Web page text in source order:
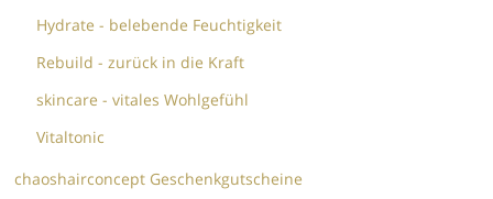
Hydrate - belebende Feuchtigkeit
Rebuild - zurück in die Kraft
skincare - vitales Wohlgefühl
Vitaltonic
chaoshairconcept Geschenkgutscheine